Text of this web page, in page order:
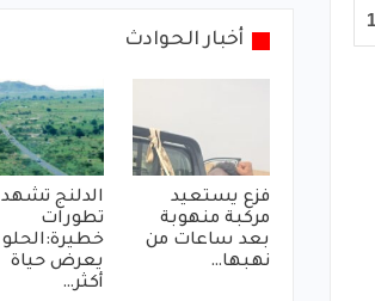
أخبار الحوادث
فزع يستعيد
مركبة منهوبة
بعد ساعات من
نهبها…
الدلنج تشهد
تطورات
خطيرة:الحلو
يعرض حياة
أكثر…